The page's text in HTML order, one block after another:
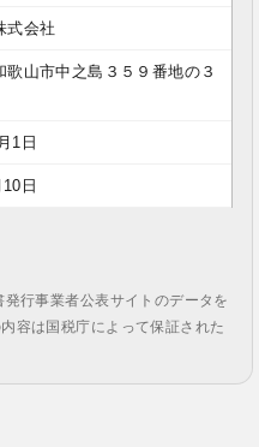
式会社
歌山市中之島３５９番地の３
1日
日
行事業者公表サイトのデータを
容は国税庁によって保証された